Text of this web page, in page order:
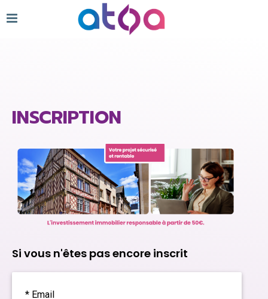
INSCRIPTION
Si vous n'êtes pas encore inscrit
* Email